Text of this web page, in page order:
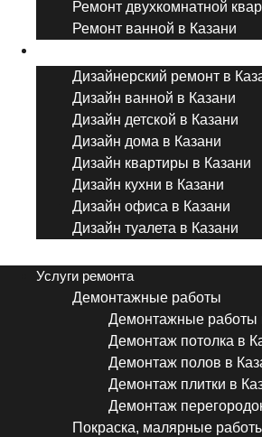
Ремонт двухкомнатной
Ремонт ванной в Казани
Дизайнерский ремонт в
Дизайн ванной в Казани
Дизайн детской в Казани
Дизайн дома в Казани
Дизайн квартиры в Казани
Дизайн кухни в Казани
Дизайн офиса в Казани
Дизайн туалета в Казани
Услуги ремонта
Демонтажные работы
Демонтажные работы
Демонтаж потолка в
Демонтаж полов в
Демонтаж плитки в
Демонтаж
Покраска, малярные